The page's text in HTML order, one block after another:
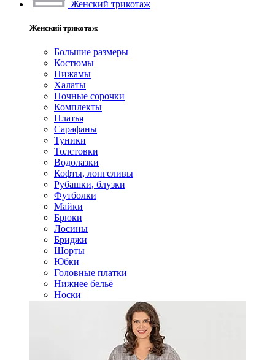
Женский трикотаж
Женский трикотаж
Большие размеры
Костюмы
Пижамы
Халаты
Ночные сорочки
Комплекты
Платья
Сарафаны
Туники
Толстовки
Водолазки
Кофты, лонгсливы
Рубашки, блузки
Футболки
Майки
Брюки
Лосины
Бриджи
Шорты
Юбки
Головные платки
Нижнее бельё
Носки